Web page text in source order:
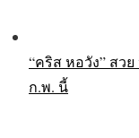
“คริส หอวัง” สวย
ก.พ. นี้